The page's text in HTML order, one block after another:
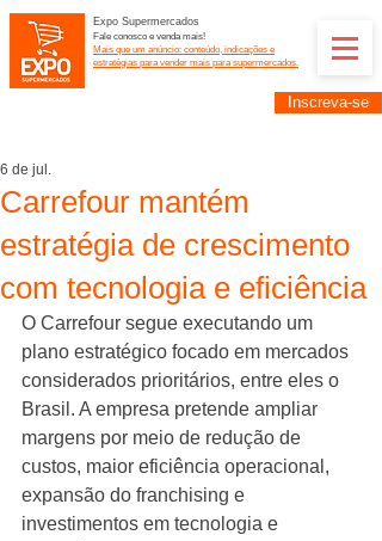
Expo Supermercados
Fale conosco e venda mais!
Mais que um anúncio: conteúdo, indicações e
estratégias para vender mais para supermercados.
Inscreva-se
Carrefour mantém
estratégia de crescimento
com tecnologia e eficiência
6 de jul.
O Carrefour segue executando um
plano estratégico focado em mercados
considerados prioritários, entre eles o
Brasil. A empresa pretende ampliar
margens por meio de redução de
custos, maior eficiência operacional,
expansão do franchising e
investimentos em tecnologia e